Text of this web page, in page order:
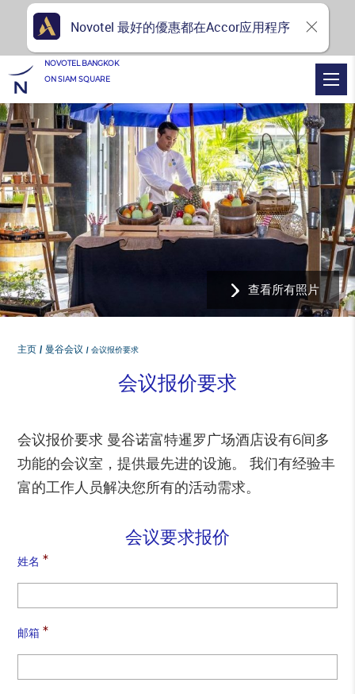
查看所有照片
主页 曼谷会议 会议报价要求
会议报价要求
会议报价要求 曼谷诺富特暹罗广场酒店设有6间多
功能的会议室，提供最先进的设施。 我们有经验丰
富的工作人员解决您所有的活动需求。
会议要求报价
姓名 *
邮箱 *
NOVOTEL BANGKOK
ON SIAM SQUARE
Novotel 最好的優惠都在Accor应用程序